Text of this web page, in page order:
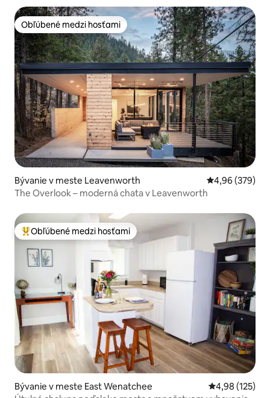
Obľúbené medzi hosťami
Obľúbené medzi hosťami
Bývanie v meste Leavenworth Priemerné
4,96 (379)
The Overlook – moderná chata v Leavenworth
Najobľúbenejšie medzi hosťami
Obľúbené medzi hosťami
Bývanie v meste East Wenatchee Priemerné
4,98 (125)